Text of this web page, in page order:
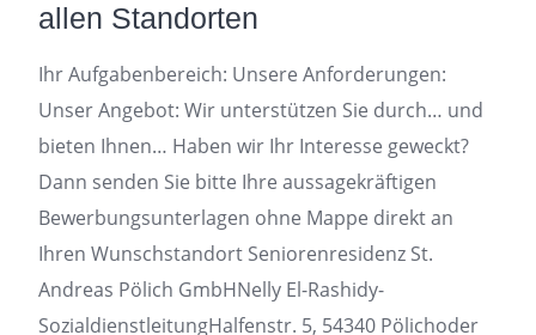
allen Standorten
Ihr Aufgabenbereich: Unsere Anforderungen:
Unser Angebot: Wir unterstützen Sie durch… und
bieten Ihnen… Haben wir Ihr Interesse geweckt?
Dann senden Sie bitte Ihre aussagekräftigen
Bewerbungsunterlagen ohne Mappe direkt an
Ihren Wunschstandort Seniorenresidenz St.
Andreas Pölich GmbHNelly El-Rashidy-
SozialdienstleitungHalfenstr. 5, 54340 Pölichoder